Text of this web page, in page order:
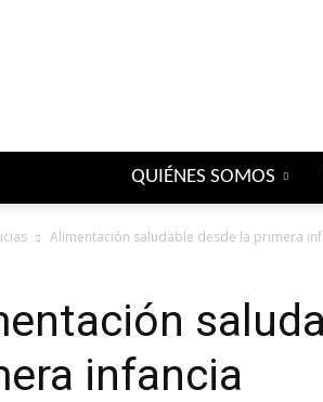
QUIÉNES SOMOS
Alimentación saludable desde la primera
infancia